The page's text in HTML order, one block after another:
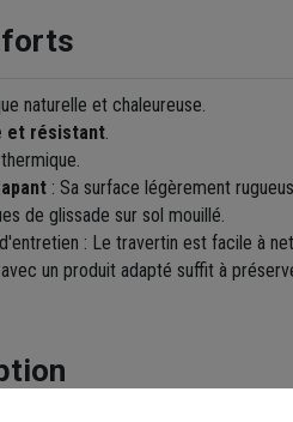
naturelle et chaleureuse.
et résistant.
: Sa surface légèrement
de glissade sur sol mouillé.
: Le travertin est facile à
un produit adapté suffit à